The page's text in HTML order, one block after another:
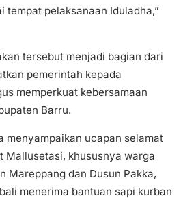
tempat pelaksanaan Iduladha,”
tersebut menjadi bagian dari
pemerintah kepada
memperkuat kebersamaan
Barru.
menyampaikan ucapan selamat
Mallusetasi, khususnya warga
Mareppang dan Dusun Pakka,
menerima bantuan sapi kurban